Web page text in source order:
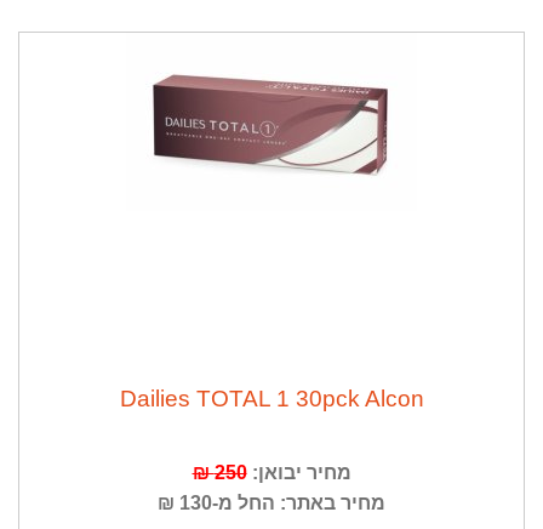
Dailies TOTAL 1 30pck Alcon
מחיר יבואן:250 ₪
מחיר באתר: החל מ-130 ₪